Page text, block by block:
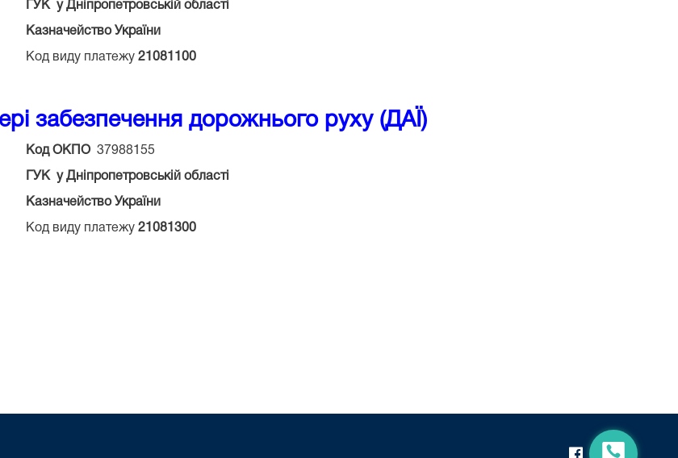
ГУК у Дніпропетровській області
Казначейство України
Код виду платежу 21081100
забезпечення дорожнього руху (ДАЇ)
Код ОКПО37988155
ГУК у Дніпропетровській області
Казначейство України
Код виду платежу 21081300